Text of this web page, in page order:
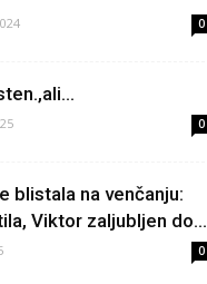
0
0
blistala na venčanju:
Viktor zaljubljen do...
0